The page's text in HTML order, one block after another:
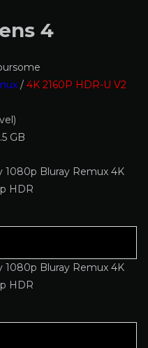
4
/ 4K 2160P HDR-U V2
GB